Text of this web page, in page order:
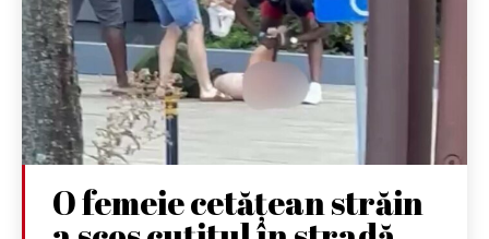
O femeie cetățean străin